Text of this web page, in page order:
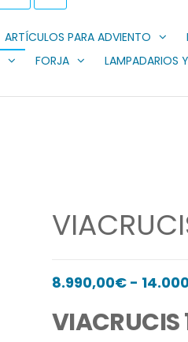
P
e
v
N
t
ARTÍCULOS PARA ADVIENTO
FORJA LAMPADARIOS
8.990,00€ -
VIACRUCIS